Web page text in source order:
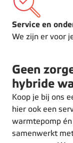
Service en
We zijn er voor
Geen
hybride
Koop je bij ons
hier ook een
warmtepomp
samenwerkt